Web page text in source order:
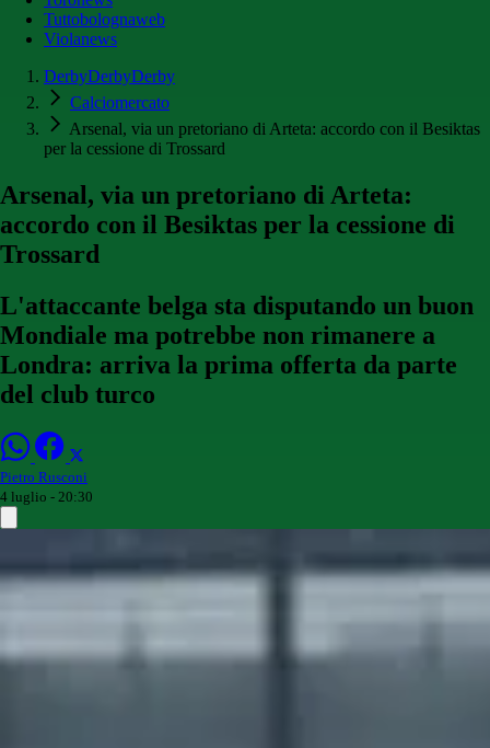
Tuttobolognaweb
Violanews
DerbyDerbyDerby
Calciomercato
Arsenal, via un pretoriano di Arteta: accordo con il Besiktas
per la cessione di Trossard
Arsenal, via un pretoriano di Arteta:
accordo con il Besiktas per la cessione di
Trossard
L'attaccante belga sta disputando un buon
Mondiale ma potrebbe non rimanere a
Londra: arriva la prima offerta da parte
del club turco
Pietro Rusconi
4 luglio - 20:30